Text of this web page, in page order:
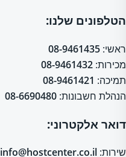
הטלפונים שלנו:
ראשי: 08-9461435
מכירות: 08-9461432
תמיכה: 08-9461421
הנהלת חשבונות: 08-6690480
דואר אלקטרוני:
שירות: info@hostcenter.co.il